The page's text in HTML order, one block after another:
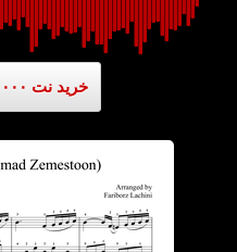
خرید نت ۳۰۰۰۰ تومان